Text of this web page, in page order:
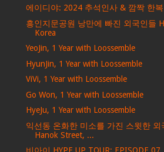
에이디야: 2024 추석인사 & 깜짝 한
흥인지문공원 낭만에 빠진 외국인들
Korea
YeoJin, 1 Year with Loossemble
HyunJin, 1 Year with Loossemble
ViVi, 1 Year with Loossemble
Go Won, 1 Year with Loossemble
HyeJu, 1 Year with Loossemble
익선동 온화한 미소를 가진 스윗한
Hanok Street, ...